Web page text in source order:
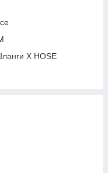
X HOSE